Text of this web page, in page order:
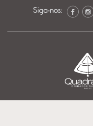
Siga-nos: